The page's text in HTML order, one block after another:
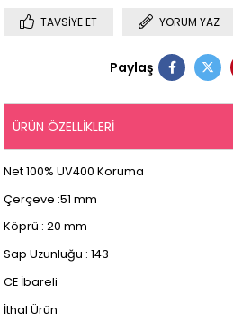
TAVSIYE ET YORUM YAZ
Paylaş
ÜRÜN ÖZELLIKLERI
Net 100% UV400 Koruma
Çerçeve :51 mm
Köprü : 20 mm
Sap Uzunluğu : 143
CE İbareli
İthal Ürün